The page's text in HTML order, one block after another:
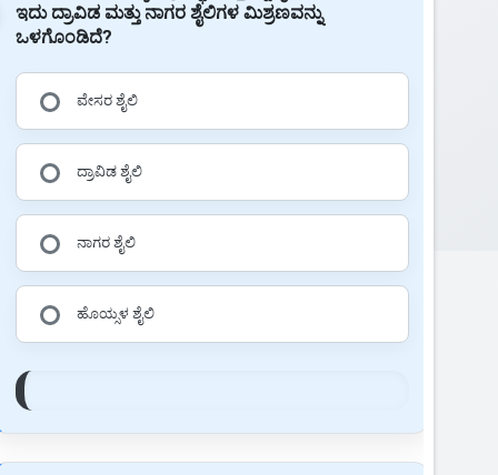
ಇದು ದ್ರಾವಿಡ ಮತ್ತು ನಾಗರ ಶೈಲಿಗಳ ಮಿಶ್ರಣವನ್ನು
ಒಳಗೊಂಡಿದೆ?
ವೇಸರ ಶೈಲಿ
ದ್ರಾವಿಡ ಶೈಲಿ
ನಾಗರ ಶೈಲಿ
ಹೊಯ್ಸಳ ಶೈಲಿ